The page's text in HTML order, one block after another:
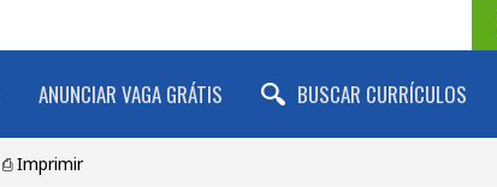
ANUNCIAR VAGA GRÁTIS BUSCAR CURRÍCULOS
⎙ Imprimir